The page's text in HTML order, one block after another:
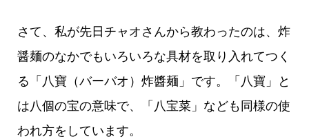
さて、私が先日チャオさんから教わったのは、炸
醤麺のなかでもいろいろな具材を取り入れてつく
る「八寶（バーバオ）炸醬麺」です。「八寶」と
は八個の宝の意味で、「八宝菜」なども同様の使
われ方をしています。